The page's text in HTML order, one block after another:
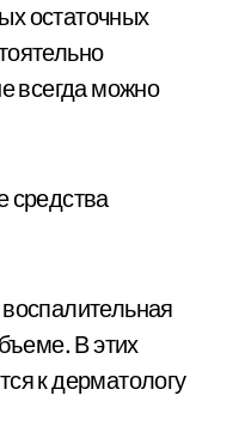
остаточных
всегда можно
средства
В этих
к дерматологу